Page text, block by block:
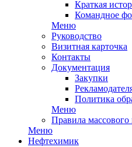
Краткая
Командное
Меню
Руководство
Визитная карточка
Контакты
Документация
Закупки
Политика
Меню
Правила массового
Меню
Нефтехимик